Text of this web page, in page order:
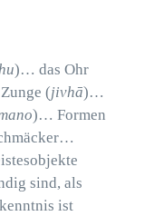
)… das Ohr
(jivhā)…
)… Formen
sind, als
ist